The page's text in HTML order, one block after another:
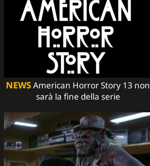
NEWSAmerican Horror Story 13 non
sarà la fine della serie